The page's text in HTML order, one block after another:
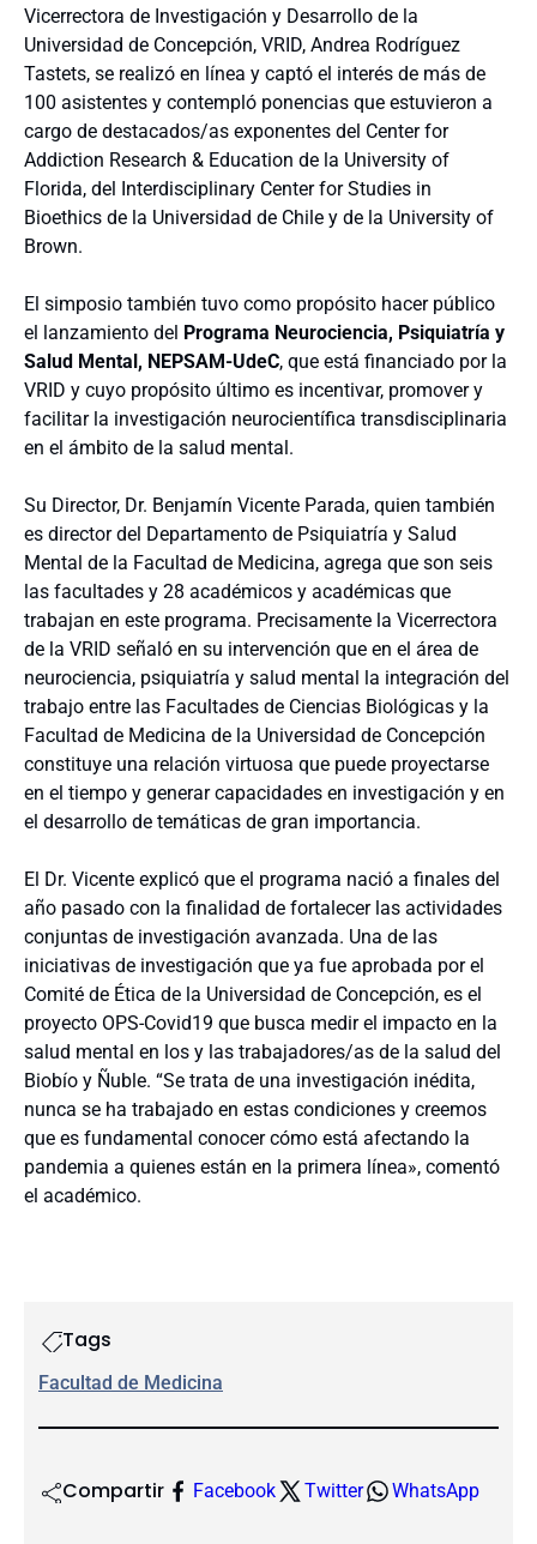
Vicerrectora de Investigación y Desarrollo de la
Universidad de Concepción, VRID, Andrea Rodríguez
Tastets, se realizó en línea y captó el interés de más de
100 asistentes y contempló ponencias que estuvieron a
cargo de destacados/as exponentes del Center for
Addiction Research & Education de la University of
Florida, del Interdisciplinary Center for Studies in
Bioethics de la Universidad de Chile y de la University of
Brown.
El simposio también tuvo como propósito hacer público
el lanzamiento del Programa Neurociencia, Psiquiatría y
Salud Mental, NEPSAM-UdeC, que está financiado por la
VRID y cuyo propósito último es incentivar, promover y
facilitar la investigación neurocientífica transdisciplinaria
en el ámbito de la salud mental.
Su Director, Dr. Benjamín Vicente Parada, quien también
es director del Departamento de Psiquiatría y Salud
Mental de la Facultad de Medicina, agrega que son seis
las facultades y 28 académicos y académicas que
trabajan en este programa. Precisamente la Vicerrectora
de la VRID señaló en su intervención que en el área de
neurociencia, psiquiatría y salud mental la integración del
trabajo entre las Facultades de Ciencias Biológicas y la
Facultad de Medicina de la Universidad de Concepción
constituye una relación virtuosa que puede proyectarse
en el tiempo y generar capacidades en investigación y en
el desarrollo de temáticas de gran importancia.
El Dr. Vicente explicó que el programa nació a finales del
año pasado con la finalidad de fortalecer las actividades
conjuntas de investigación avanzada. Una de las
iniciativas de investigación que ya fue aprobada por el
Comité de Ética de la Universidad de Concepción, es el
proyecto OPS-Covid19 que busca medir el impacto en la
salud mental en los y las trabajadores/as de la salud del
Biobío y Ñuble. “Se trata de una investigación inédita,
nunca se ha trabajado en estas condiciones y creemos
que es fundamental conocer cómo está afectando la
pandemia a quienes están en la primera línea», comentó
el académico.
Tags
Facultad de Medicina
Compartir Facebook Twitter WhatsApp